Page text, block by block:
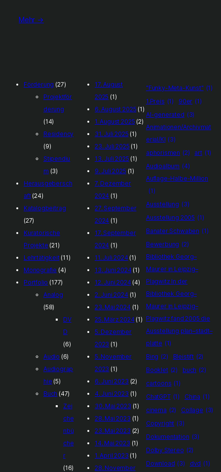
Mehr →
Förderung (27)
Projektför
derung
(14)
Residency
(9)
Stipendiu
m (3)
Herausgebersch
aft(24)
Katalogbeitrag
(27)
Kuratorische
Projekte (21)
Lehrtätigkeit(11)
Monografie (4)
Portfolio (177)
Analog
(58)
DV
D
(6)
Audio (6)
Audiograp
hie (5)
Buch (47)
Zei
che
nbü
che
r
(16)
17. August
2025 (1)
6. August 2025 (1)
1. August 2025 (2)
31. Juli 2025 (1)
23. Juli 2025 (1)
13. Juli 2025 (1)
9. Juli 2025 (1)
7. Dezember
2024 (1)
27. September
2024 (1)
17. September
2024 (1)
11. Juli 2024(1)
13. Juni 2024(1)
12. Juni 2024(4)
2. Juni 2024(1)
23. Mai 2024(1)
25. März 2024(1)
5. Dezember
2023 (1)
5. November
2023 (1)
6. Juni 2023 (2)
4. Juni 2023 (1)
30. Mai 2023 (1)
28. Mai 2023 (1)
23. Mai 2023 (2)
14. Mai 2023 (1)
1. April 2023 (1)
28. November
"Funky-Meta-Kunst" (1)
1.Preis (1) 90er (1)
AI-generated (3)
Animationen/Archivmat
erial/KI (3)
aphorismen (2) art (1)
Audioalbum (4)
Auflage-Halbe-Million
(1)
Ausstellung (3)
Ausstellung 2005 (1)
Banater Schwaben (1)
Bewerbung (2)
Bibliothek Georg–
Maurer in Leipzig–
Plagwitz In der
Bibliothek Georg–
Maurer in Leipzig–
Plagwitz fand 2005 die
Ausstellung plan–stadt–
platte (1)
Bing (2) Bleistift (2)
Booklet (2) buch (2)
cartoons (1)
ChatGPT (1) China (1)
cinema (2) Collage (3)
Copyright (3)
Dokumentation (3)
Dolby Stereo (2)
Download (3) dvd (1)